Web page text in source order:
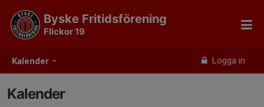
Kalender Logga in
Byske Fritidsförening
Flickor 19
Kalender